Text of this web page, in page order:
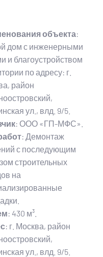
объекта:
дом с инженерными
и благоустройством
по адресу: г.
район
ул., влд. 9/5.
: ООО «ГП-МФС».
: Демонтаж
с последующим
строительных
на
: 430 м³.
: г. Москва, район
ул., влд. 9/5.